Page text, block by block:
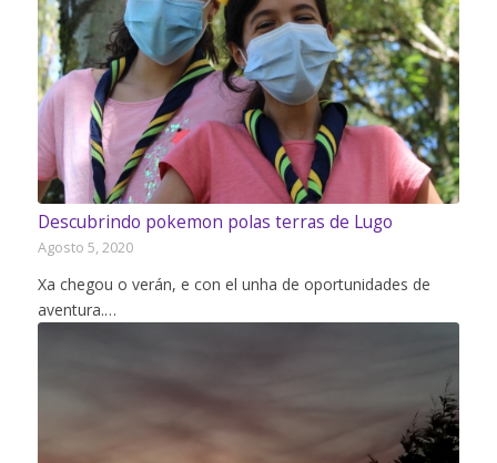
Descubrindo pokemon polas terras de Lugo
Agosto 5, 2020
Xa chegou o verán, e con el unha de oportunidades de
aventura.…